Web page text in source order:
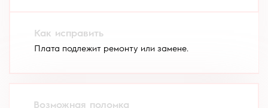
Плата подлежит ремонту или замене.